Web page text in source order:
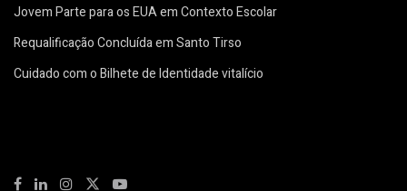
Jovem Parte para os EUA em Contexto Escolar
Requalificação Concluída em Santo Tirso
Cuidado com o Bilhete de Identidade vitalício